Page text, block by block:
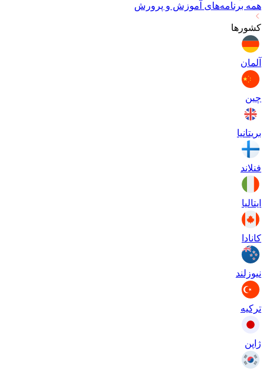
همه برنامه‌های آموزش و پرورش
کشورها
آلمان
چین
بریتانیا
فنلاند
ایتالیا
کانادا
نیوزلند
ترکیه
ژاپن